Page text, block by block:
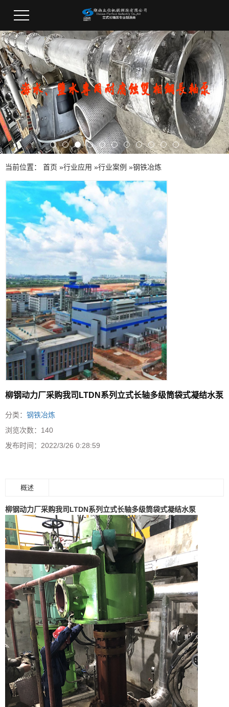
当前位置： 首页 »行业应用 »行业案例 »钢铁冶炼
柳钢动力厂采购我司LTDN系列立式长轴多级筒袋式凝结水泵
分类： 钢铁冶炼
浏览次数： 140
发布时间： 2022/3/26 0:28:59
概述
柳钢动力厂采购我司LTDN系列立式长轴多级筒袋式凝结水泵